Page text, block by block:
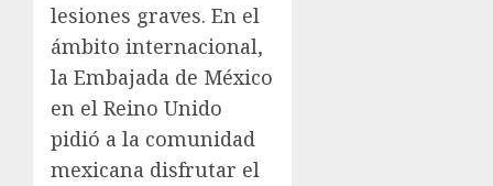
lesiones graves. En el
ámbito internacional,
la Embajada de México
en el Reino Unido
pidió a la comunidad
mexicana disfrutar el